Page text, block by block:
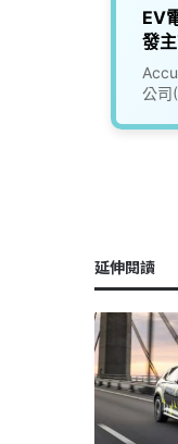
EV
發
公司
延伸閱讀